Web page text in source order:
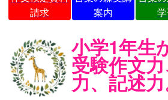
請求
案内
小学1年生
受験作文
力、記述力